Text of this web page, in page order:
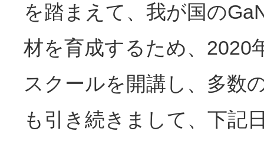
を踏まえて、我が国の
材を育成するため、2020
スクールを開講し、多数
も引き続きまして、下記